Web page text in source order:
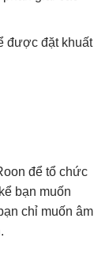
được đặt khuất
để tổ chức
bạn muốn
chỉ muốn âm